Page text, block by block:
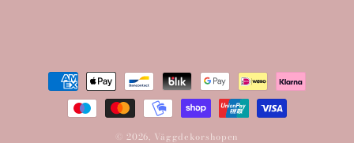
Betalningsmetoder
© 2026, Väggdekorshopen